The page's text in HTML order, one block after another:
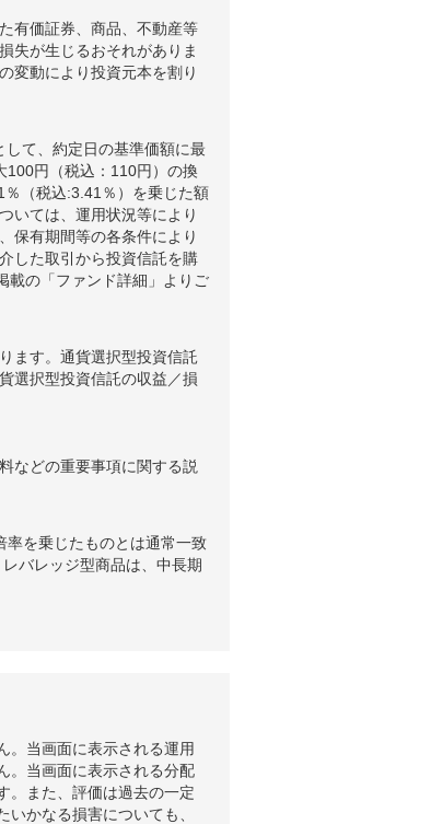
有価証券、商品、不動産等
失が生じるおそれがありま
変動により投資元本を割り
て、約定日の基準価額に最
100円（税込：110円）の換
（税込:3.41％）を乗じた額
いては、運用状況等により
保有期間等の各条件により
した取引から投資信託を購
載の「ファンド詳細」よりご
ます。通貨選択型投資信託
選択型投資信託の収益／損
などの重要事項に関する説
率を乗じたものとは通常一致
バレッジ型商品は、中長期
。当画面に表示される運用
。当画面に表示される分配
。また、評価は過去の一定
かなる損害についても、